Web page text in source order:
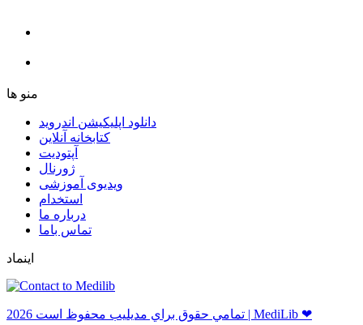
ﻣﻨﻮ ﻫﺎ
دانلود اپلیکیشن اندروید
ﮐﺘﺎﺑﺨﺎﻧﻪ ﺁﻧﻼﯾﻦ
ﺁﭘﺘﻮﺩﯾﺖ
ﮊﻭﺭﻧﺎﻝ
ویدیوی آموزشی
استخدام
درباره ما
ﺗﻤﺎﺱ ﺑﺎﻣﺎ
اینماد
ﺗﻤﺎﻣﻲ ﺣﻘﻮﻕ ﺑﺮاﻱ ﻣﺪﻳﻠﻴﺐ ﻣﺤﻔﻮﻅ اﺳﺖ 2026 | MediLib ❤